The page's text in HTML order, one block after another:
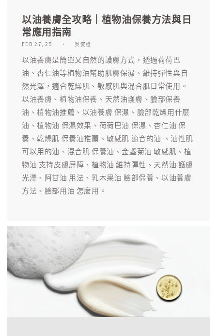
以油養膚全攻略｜植物油保養方法與日
常應用指南
FEB 27, 25 吳姿橙
以油養膚是簡單又自然的護膚方式，透過荷荷巴
油、杏仁油等植物油幫助肌膚保濕、維持彈性與自
然光澤，適合乾燥肌、敏感肌與混合肌日常使用。
以油養膚、植物油保養、天然油護膚、臉部保養
油、植物油推薦、以油養膚 保濕、臉部乾燥用什麼
油、植物油 保濕效果、荷荷巴油 保濕、杏仁油 保
養、乾燥肌 保養油推薦、敏感肌 適合的油 、油性肌
可以用的油、混合肌 保養油、金盞菊油 敏感肌、植
物油 支持皮膚屏障、植物油 維持彈性、天然油 護膚
光澤、阿甘油 用法、乳木果油 臉部保養、以油養膚
方法、臉部用油 怎麼用。